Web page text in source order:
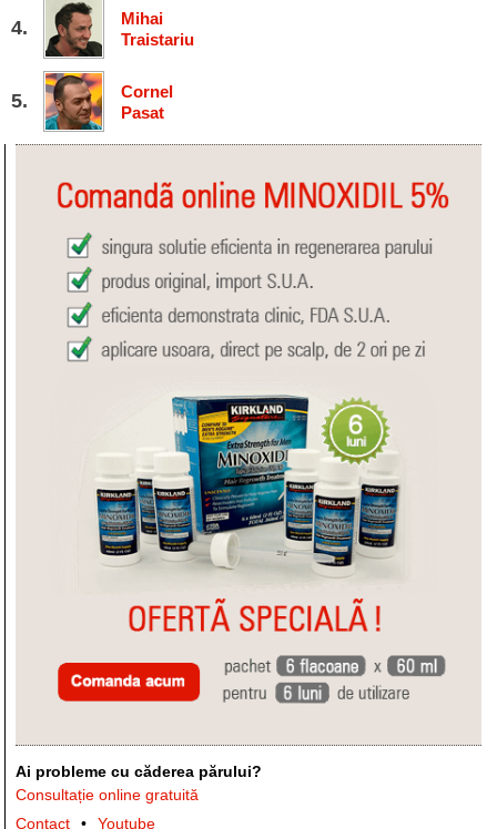
Mihai
Traistariu
Cornel
Pasat
Ai probleme cu căderea părului?
Consultație online gratuită
Contact
Youtube